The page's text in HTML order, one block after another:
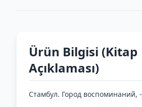
Ürün Bilgisi (Kitap
Açıklaması)
Стамбул. Город воспоминаний, -